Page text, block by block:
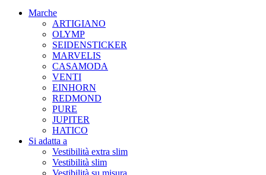
Marche
ARTIGIANO
OLYMP
SEIDENSTICKER
MARVELIS
CASAMODA
VENTI
EINHORN
REDMOND
PURE
JUPITER
HATICO
Si adatta a
Vestibilità extra slim
Vestibilità slim
Vestibilità su misura